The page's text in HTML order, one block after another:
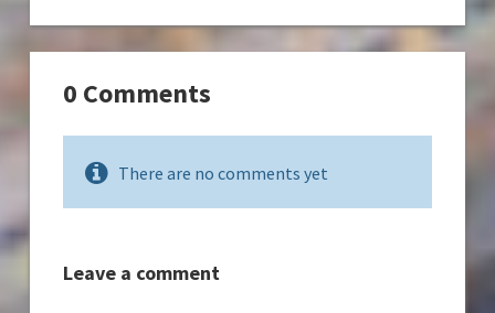
0 Comments
There are no comments yet
Leave a comment